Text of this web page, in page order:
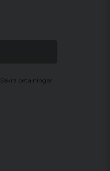
Säkra betalningar